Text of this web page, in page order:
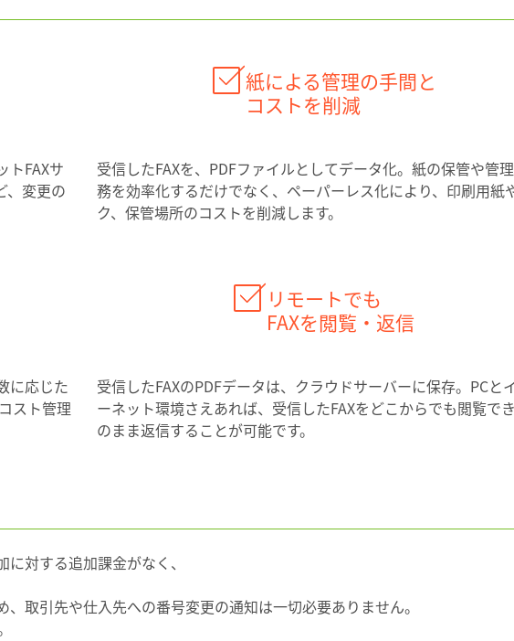
トFAXサ
、変更の
紙による管理の手間と
コストを削減
受信したFAXを、PDFファイルとしてデータ化。紙の保管や管
務を効率化するだけでなく、ペーパーレス化により、印刷用紙
ク、保管場所のコストを削減します。
に応じた
スト管理
リモートでも
FAXを閲覧・返信
受信したFAXのPDFデータは、クラウドサーバーに保存。PCと
ーネット環境さえあれば、受信したFAXをどこからでも閲覧で
のまま返信することが可能です。
対する追加課金がなく、
取引先や仕入先への番号変更の通知は一切必要ありません。